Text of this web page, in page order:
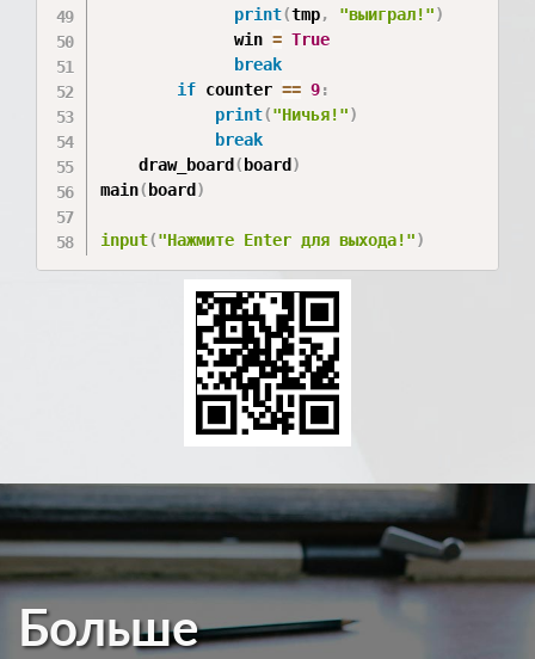
print(tmp, "выиграл!")
              win
= True
break
if counter == 9:
print("Ничья!")
break
    draw_board
( board )
main( board )
input("Нажмите Enter для выхода!")
Больше